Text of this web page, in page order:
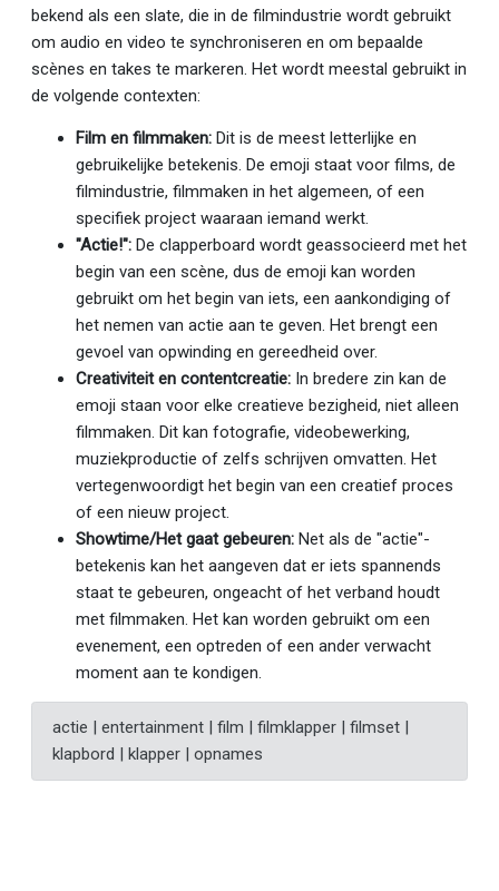
bekend als een slate, die in de filmindustrie wordt gebruikt
om audio en video te synchroniseren en om bepaalde
scènes en takes te markeren. Het wordt meestal gebruikt in
de volgende contexten:
Film en filmmaken: Dit is de meest letterlijke en
gebruikelijke betekenis. De emoji staat voor films, de
filmindustrie, filmmaken in het algemeen, of een
specifiek project waaraan iemand werkt.
"Actie!": De clapperboard wordt geassocieerd met het
begin van een scène, dus de emoji kan worden
gebruikt om het begin van iets, een aankondiging of
het nemen van actie aan te geven. Het brengt een
gevoel van opwinding en gereedheid over.
Creativiteit en contentcreatie: In bredere zin kan de
emoji staan voor elke creatieve bezigheid, niet alleen
filmmaken. Dit kan fotografie, videobewerking,
muziekproductie of zelfs schrijven omvatten. Het
vertegenwoordigt het begin van een creatief proces
of een nieuw project.
Showtime/Het gaat gebeuren: Net als de "actie"-
betekenis kan het aangeven dat er iets spannends
staat te gebeuren, ongeacht of het verband houdt
met filmmaken. Het kan worden gebruikt om een
evenement, een optreden of een ander verwacht
moment aan te kondigen.
actie | entertainment | film | filmklapper | filmset |
klapbord | klapper | opnames